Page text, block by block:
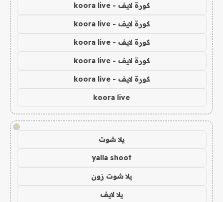
كورة لايف - koora live
كورة لايف - koora live
كورة لايف - koora live
كورة لايف - koora live
كورة لايف - koora live
koora live
!
يلا شوت
yalla shoot
يلا شوت زون
يلا لايف